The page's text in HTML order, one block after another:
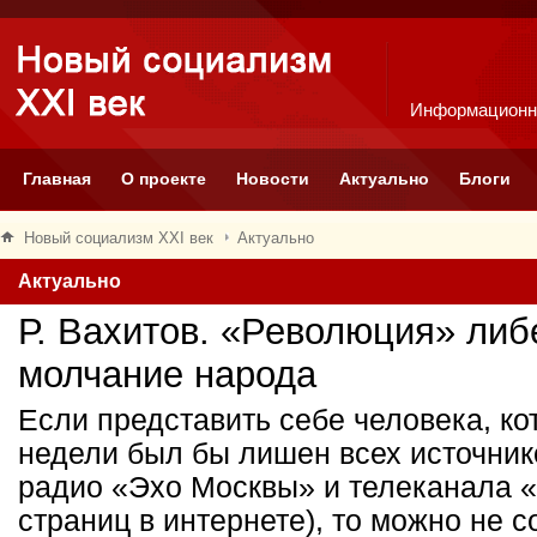
Главная О проекте Новости Актуально Блоги
Новый социализм XXI век Актуально
Актуально
Р. Вахитов. «Революция»
молчание народа
Если представить себе человека,
недели был бы лишен всех
радио «Эхо Москвы» и телеканала
страниц в интернете), то можно не